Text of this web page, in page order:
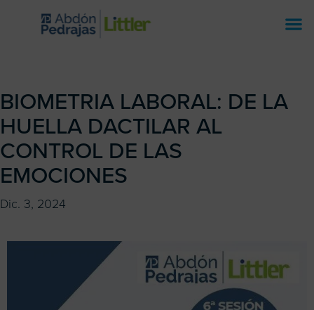
BIOMETRIA LABORAL: DE LA
HUELLA DACTILAR AL
CONTROL DE LAS
EMOCIONES
Dic. 3, 2024